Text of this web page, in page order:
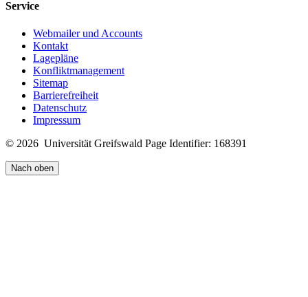
Service
Webmailer und Accounts
Kontakt
Lagepläne
Konfliktmanagement
Sitemap
Barrierefreiheit
Datenschutz
Impressum
© 2026 Universität Greifswald Page Identifier: 168391
Nach oben